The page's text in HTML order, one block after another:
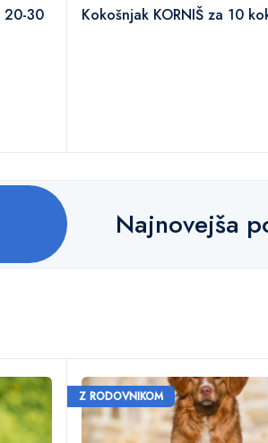
20-30
Kokošnjak KORNIŠ za 10
Najnovejša
Z RODOVNIKOM